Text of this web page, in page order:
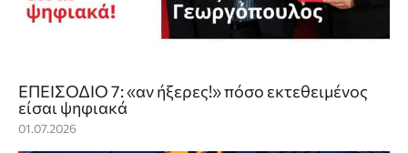
ΕΠΕΙΣΟΔΙΟ 7: «αν ήξερες!» πόσο εκτεθειμένος
είσαι ψηφιακά
01.07.2026